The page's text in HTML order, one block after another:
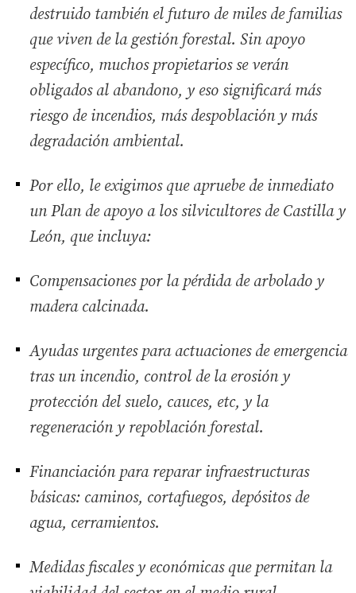
destruido también el futuro de miles de familias
que viven de la gestión forestal. Sin apoyo
específico, muchos propietarios se verán
obligados al abandono, y eso significará más
riesgo de incendios, más despoblación y más
degradación ambiental.
Por ello, le exigimos que apruebe de inmediato
un Plan de apoyo a los silvicultores de Castilla y
León, que incluya:
Compensaciones por la pérdida de arbolado y
madera calcinada.
Ayudas urgentes para actuaciones de emergencia
tras un incendio, control de la erosión y
protección del suelo, cauces, etc, y la
regeneración y repoblación forestal.
Financiación para reparar infraestructuras
básicas: caminos, cortafuegos, depósitos de
agua, cerramientos.
Medidas fiscales y económicas que permitan la